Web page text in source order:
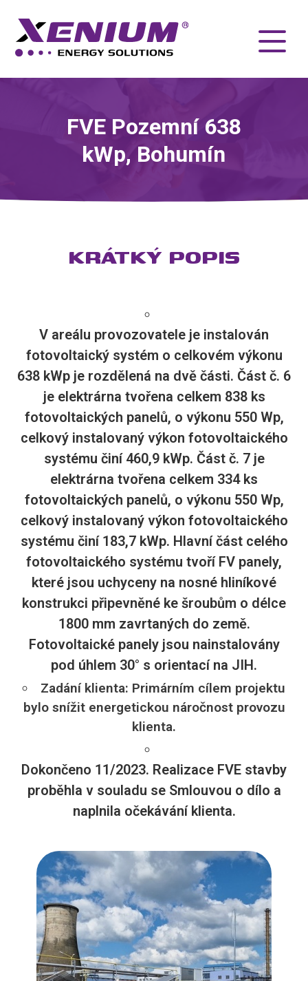
FVE Pozemní 638
kWp, Bohumín
KRÁTKÝ POPIS
V areálu provozovatele je instalován
fotovoltaický systém o celkovém výkonu
638 kWp je rozdělená na dvě části. Část č. 6
je elektrárna tvořena celkem 838 ks
fotovoltaických panelů, o výkonu 550 Wp,
celkový instalovaný výkon fotovoltaického
systému činí 460,9 kWp. Část č. 7 je
elektrárna tvořena celkem 334 ks
fotovoltaických panelů, o výkonu 550 Wp,
celkový instalovaný výkon fotovoltaického
systému činí 183,7 kWp. Hlavní část celého
fotovoltaického systému tvoří FV panely,
které jsou uchyceny na nosné hliníkové
konstrukci připevněné ke šroubům o délce
1800 mm zavrtaných do země.
Fotovoltaické panely jsou nainstalovány
pod úhlem 30° s orientací na JIH.
Zadání klienta: Primárním cílem projektu
bylo snížit energetickou náročnost provozu
klienta.
Dokončeno 11/2023. Realizace FVE stavby
proběhla v souladu se Smlouvou o dílo a
naplnila očekávání klienta.